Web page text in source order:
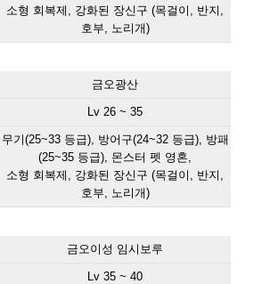
소형 회복제, 강화된 장신구 (목걸이, 반지,
호부, 노리개)
금오광산
Lv 26 ~ 35
무기(25~33 등급), 방어구(24~32 등급), 방패
(25~35 등급), 몬스터 펫 영혼,
소형 회복제, 강화된 장신구 (목걸이, 반지,
호부, 노리개)
금오이성 임시보루
Lv 35 ~ 40